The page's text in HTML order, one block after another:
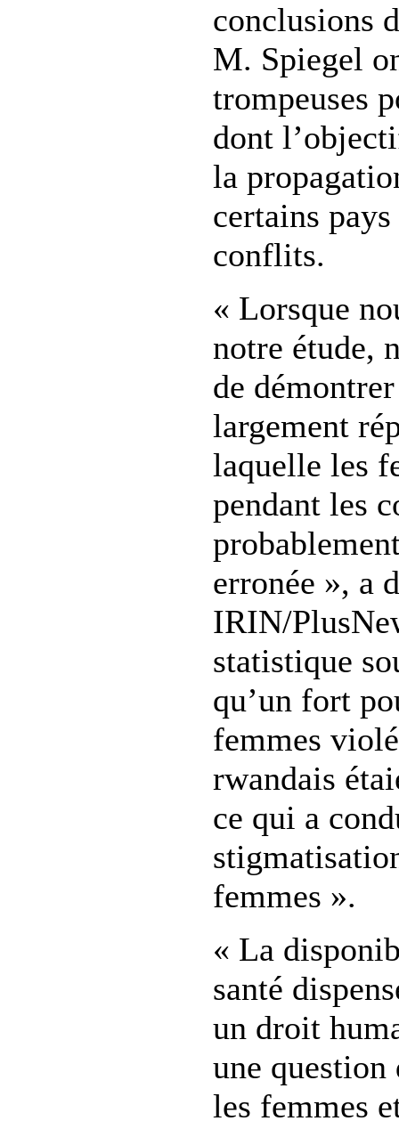
conclusions
M. Spiegel
trompeuses
dont
la
certains
conflits.
« Lorsque
notre étude,
de
largement
laquelle les
pendant les
erronée », a
IRIN/
statistique
qu’un fort
femmes
rwandais
ce qui a
femmes ».
« La
santé
un droit
une question
les femmes